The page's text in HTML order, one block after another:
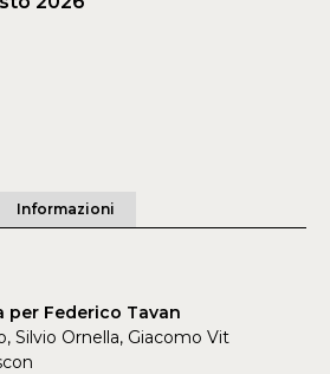
Informazioni
per Federico Tavan
Silvio Ornella, Giacomo Vit